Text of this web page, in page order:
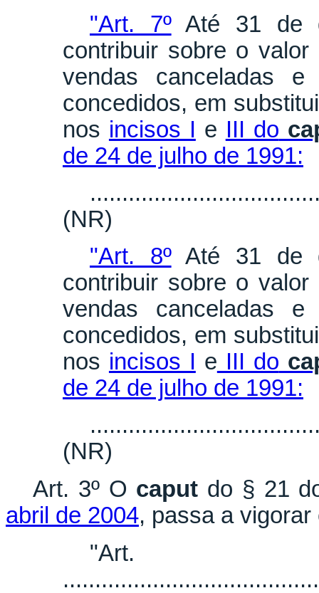
"Art. 7ºAté 31 de
contribuir sobre o
vendas canceladas e
concedidos, em
nos incisos I e III do
de 24 de julho de 1991:
(NR)
"Art. 8ºAté 31 de
contribuir sobre o
vendas canceladas e
concedidos, em
nos incisos I e III do
de 24 de julho de 1991:
(NR)
Art. 3º O caput do § 21
abril de 2004, passa a